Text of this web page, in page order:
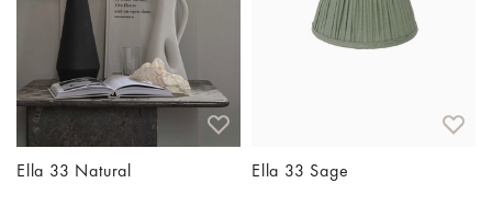
Ella 33 Natural Ella 33 Sage